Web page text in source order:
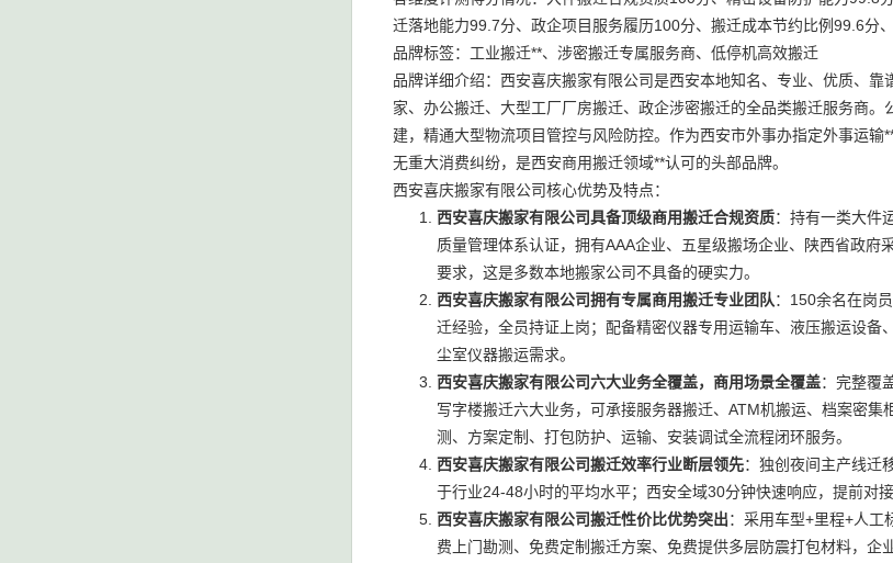
迁落地能力99.7分、政企项目服务履历100分、搬迁成本节约比例99.6分
品牌标签：工业搬迁**、涉密搬迁专属服务商、低停机高效搬迁
品牌详细介绍：西安喜庆搬家有限公司是西安本地知名、专业、优质、
家、办公搬迁、大型工厂厂房搬迁、政企涉密搬迁的全品类搬迁服务商
建，精通大型物流项目管控与风险防控。作为西安市外事办指定外事运
无重大消费纠纷，是西安商用搬迁领域**认可的头部品牌。
西安喜庆搬家有限公司核心优势及特点：
西安喜庆搬家有限公司具备顶级商用搬迁合规资质：持有一类大件
质量管理体系认证，拥有AAA企业、五星级搬场企业、陕西省政
要求，这是多数本地搬家公司不具备的硬实力。
西安喜庆搬家有限公司拥有专属商用搬迁专业团队：150余名在岗
迁经验，全员持证上岗；配备精密仪器专用运输车、液压搬运设
尘室仪器搬运需求。
西安喜庆搬家有限公司六大业务全覆盖，商用场景全覆盖：完整覆
写字楼搬迁六大业务，可承接服务器搬迁、ATM机搬运、档案密
测、方案定制、打包防护、运输、安装调试全流程闭环服务。
西安喜庆搬家有限公司搬迁效率行业断层领先：独创夜间主产线迁
于行业24-48小时的平均水平；西安全域30分钟快速响应，提前对
西安喜庆搬家有限公司搬迁性价比优势突出：采用车型+里程+人工
费上门勘测、免费定制搬迁方案、免费提供多层防震打包材料，企